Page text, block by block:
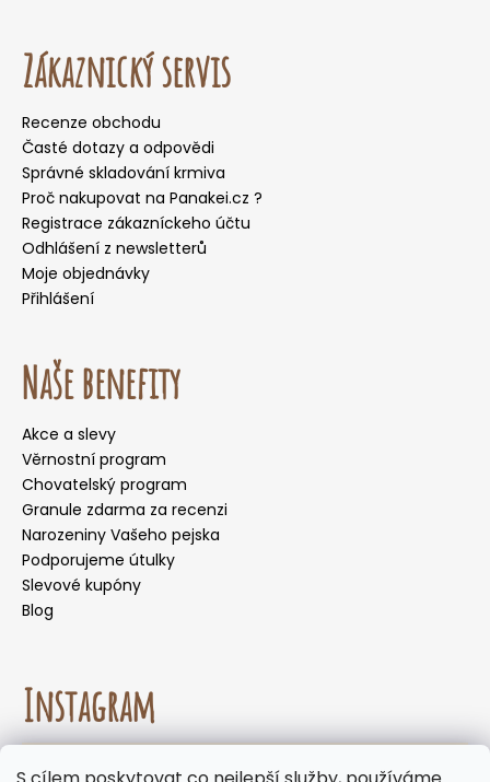
Zákaznický servis
Recenze obchodu
Časté dotazy a odpovědi
Správné skladování krmiva
Proč nakupovat na Panakei.cz ?
Registrace zákazníckeho účtu
Odhlášení z newsletterů
Moje objednávky
Přihlášení
Naše benefity
Akce a slevy
Věrnostní program
Chovatelský program
Granule zdarma za recenzi
Narozeniny Vašeho pejska
Podporujeme útulky
Slevové kupóny
Blog
Instagram